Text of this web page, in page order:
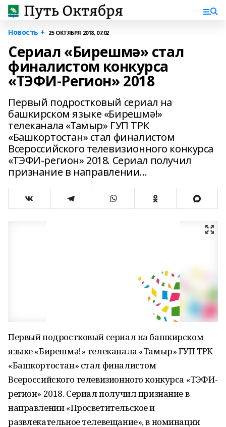
Новость + 25 ОКТЯБРЯ 2018, 07:02
Сериал «Бирешмə» стал
финалистом конкурса
«ТЭФИ-Регион» 2018
Первый подростковый сериал на
башкирском языке «Бирешмə!»
телеканала «Тамыр» ГУП ТРК
«Башкортостан» стал финалистом
Всероссийского телевизионного конкурса
«ТЭФИ-регион» 2018. Сериал получил
признание в направлении...
Первый подростковый сериал на башкирском
языке «Бирешмə!» телеканала «Тамыр» ГУП ТРК
«Башкортостан» стал финалистом
Всероссийского телевизионного конкурса «ТЭФИ-
регион» 2018. Сериал получил признание в
направлении «Просветительское и
развлекательное телевещание», в номинации